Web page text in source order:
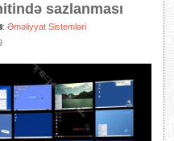
IT LÜĞƏT
XƏBƏRLƏR
sazlanması
: Əməliyyat Sistemləri